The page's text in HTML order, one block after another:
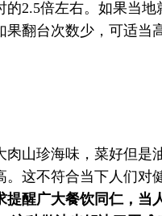
2.5倍左右。如果当地
翻台次数少，可适当
山珍海味，菜好但是
这不符合当下人们对
提醒广大餐饮同仁，当